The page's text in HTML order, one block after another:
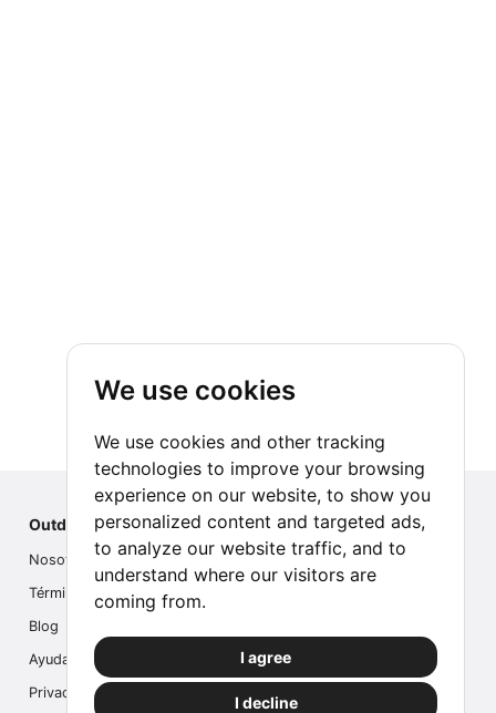
We use cookies
We use cookies and other tracking
technologies to improve your browsing
experience on our website, to show you
personalized content and targeted ads,
to analyze our website traffic, and to
understand where our visitors are
coming from.
I agree
I decline
Outdoor Index
Nosotros
Términos
Blog
Ayuda
Privacidad